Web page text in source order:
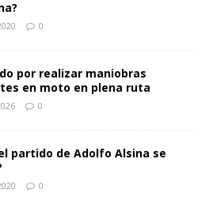
0
por realizar maniobras
en moto en plena ruta
0
partido de Adolfo Alsina se
0